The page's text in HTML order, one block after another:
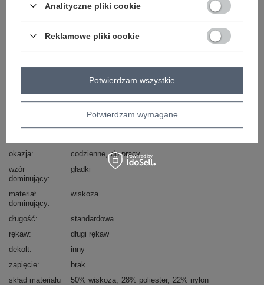
Zadzwoń
+48 601 547 740
sposób prania : pranie w pralce w 30°C
okazja
codzienne do pracy
wzór
dominujący
gładki
materiał
dominujący
wiskoza
długość
standardowa
rękaw
długi rękaw
dekolt
inny
zapięcie
brak
skład materiału
50% wiskoza 28% poliester 22% nylon
Analityczne pliki cookie
Reklamowe pliki cookie
Potwierdzam wymagane
Potwierdzam wszystkie